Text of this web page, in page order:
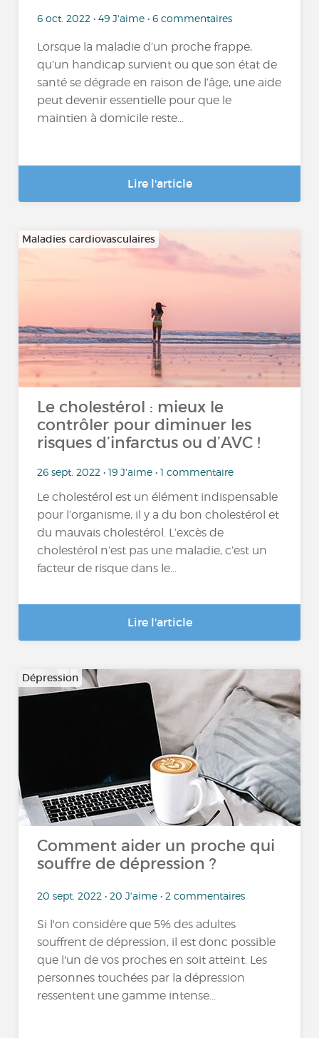
6 oct. 2022 • 49 J'aime • 6 commentaires
Lorsque la maladie d’un proche frappe,
qu’un handicap survient ou que son état de
santé se dégrade en raison de l’âge, une aide
peut devenir essentielle pour que le
maintien à domicile reste...
Lire l'article
Maladies cardiovasculaires
Le cholestérol : mieux le
contrôler pour diminuer les
risques d’infarctus ou d’AVC !
26 sept. 2022 • 19 J'aime • 1 commentaire
Le cholestérol est un élément indispensable
pour l’organisme, il y a du bon cholestérol et
du mauvais cholestérol. L’excès de
cholestérol n’est pas une maladie, c’est un
facteur de risque dans le...
Lire l'article
Dépression
Comment aider un proche qui
souffre de dépression ?
20 sept. 2022 • 20 J'aime • 2 commentaires
Si l'on considère que 5% des adultes
souffrent de dépression, il est donc possible
que l'un de vos proches en soit atteint. Les
personnes touchées par la dépression
ressentent une gamme intense...